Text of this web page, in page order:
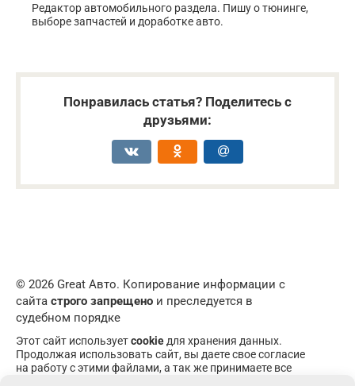
Редактор автомобильного раздела. Пишу о тюнинге,
выборе запчастей и доработке авто.
Понравилась статья? Поделитесь с
друзьями:
© 2026 Great Авто. Копирование информации с
сайта строго запрещено и преследуется в
судебном порядке
Этот сайт используетcookie для хранения данных.
Продолжая использовать сайт, вы даете свое согласие
на работу с этими файлами, а так же принимаете все